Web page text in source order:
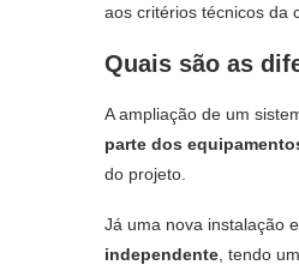
aos critérios técnicos da
Quais são as
A ampliação de um
parte dos
do projeto.
Já uma nova instalação
independente , tendo